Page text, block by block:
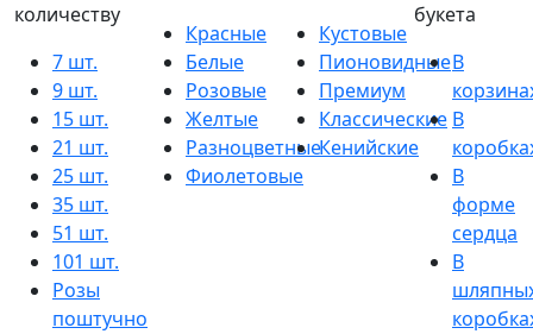
количеству
7 шт.
9 шт.
15 шт.
21 шт.
25 шт.
35 шт.
51 шт.
101 шт.
Розы
поштучно
Красные
Белые
Розовые
Желтые
Разноцветные
Фиолетовые
Кустовые
Пионовидные
Премиум
Классические
Кенийские
букета
В
В
В
форме
сердца
В